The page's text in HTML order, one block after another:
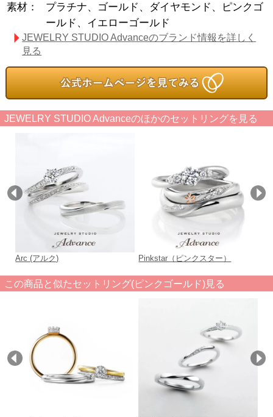
素材：
プラチナ、ゴールド、ダイヤモンド、ピンクゴ
ールド、イエローゴールド
JEWELRY STUDIO Advanceのブランド情報を詳しく
見る
JEWELRY STUDIO Advanceのほかのセットリングを見る
Arc (アルク) Pinkstar（ピンクスター）
この商品と似たセットリング(ピンクゴールド)見る